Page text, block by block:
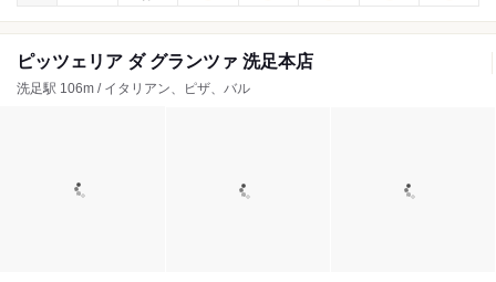
ピッツェリア ダ グランツァ 洗足本店
洗足駅 106m / イタリアン、ピザ、バル